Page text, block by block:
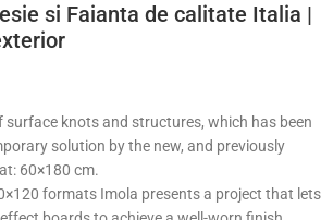
si Faianta de calitate Italia |
surface knots and structures, which has been
solution by the new, and previously
60×180 cm.
formats Imola presents a project that lets